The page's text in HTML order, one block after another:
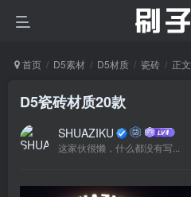
首页 D5素材 D5材质 瓷砖 正文
D5瓷砖材质20款
SHUAZIKU
这家伙很懒，什么都没有写...